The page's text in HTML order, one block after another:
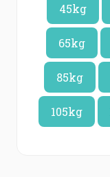
45kg
65kg
85kg
105kg